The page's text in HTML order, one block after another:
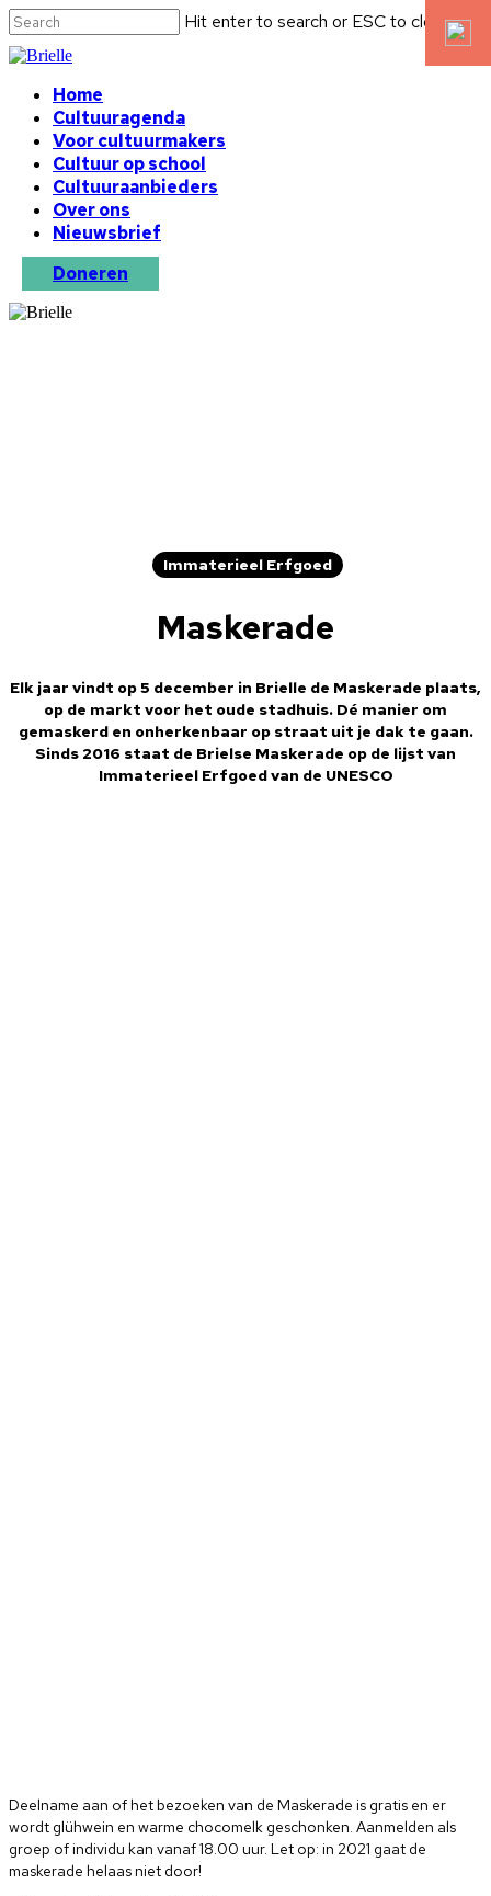
Hit enter to search or ESC to close
Home
Cultuuragenda
Voor cultuurmakers
Cultuur op school
Cultuuraanbieders
Over ons
Nieuwsbrief
Doneren
Immaterieel Erfgoed
Maskerade
Elk jaar vindt op 5 december in Brielle de Maskerade plaats,
op de markt voor het oude stadhuis. Dé manier om
gemaskerd en onherkenbaar op straat uit je dak te gaan.
Sinds 2016 staat de Brielse Maskerade op de lijst van
Immaterieel Erfgoed van de UNESCO
Deelname aan of het bezoeken van de Maskerade is gratis en er
wordt glühwein en warme chocomelk geschonken. Aanmelden als
groep of individu kan vanaf 18.00 uur. Let op: in 2021 gaat de
maskerade helaas niet door!